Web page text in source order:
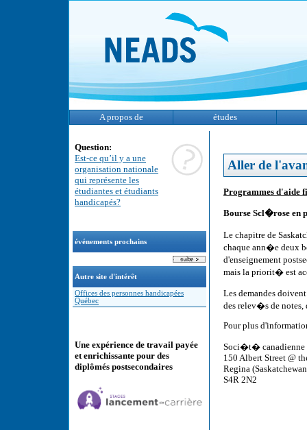
A propos de études
Question:
Est-ce qu’il y a une
organisation nationale
qui représente les
étudiantes et étudiants
handicapés?
événements prochains
Autre site d'intérêt
Offices des personnes handicapées
Québec
Une expérience de travail payée
et enrichissante pour des
diplômés postsecondaires
Aller de
Programmes d'aide
Bourse Scl�rose en
Le chapitre de
chaque ann�e deux
d'enseignement
mais la priorit� est
Les demandes
des relev�s de notes,
Pour plus
Soci�t� canadienne
150 Albert Street @
Regina
S4R 2N2